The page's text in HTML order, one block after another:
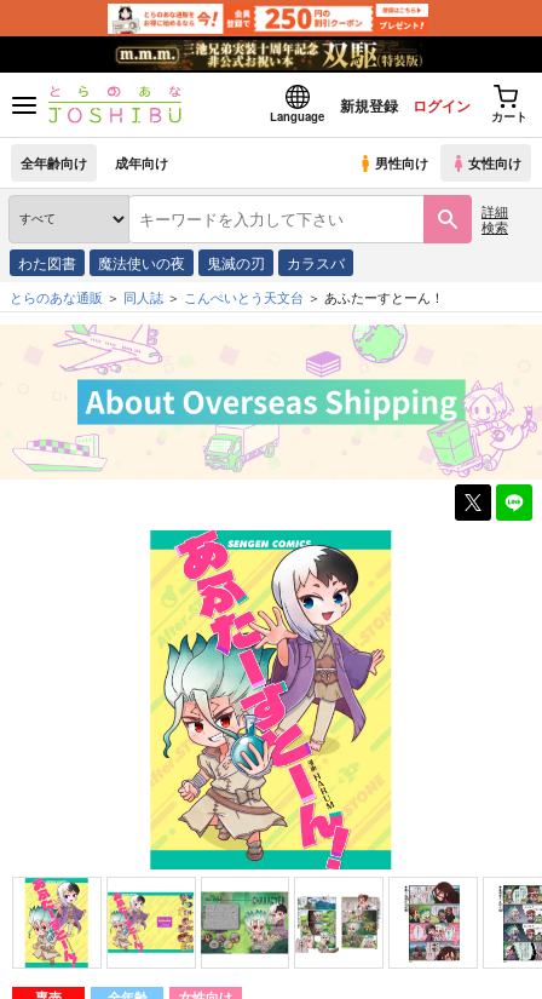
Language
新規登録 ログイン
カート
全年齢向け 成年向け 男性向け 女性向け
詳細
検索
わた図書 魔法使いの夜 鬼滅の刃 カラスバ
とらのあな通販 同人誌 こんぺいとう天文台 あふたーすとーん！